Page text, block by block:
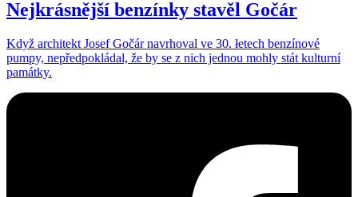
Nejkrásnější benzínky stavěl Gočár
Když architekt Josef Gočár navrhoval ve 30. łetech benzínové
pumpy, nepředpokládal, že by se z nich jednou mohly stát kulturní
památky.